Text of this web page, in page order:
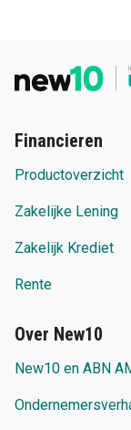
Financieren
Productoverzicht
Zakelijke Lening
Zakelijk Krediet
Rente
Over New10
New10 en ABN